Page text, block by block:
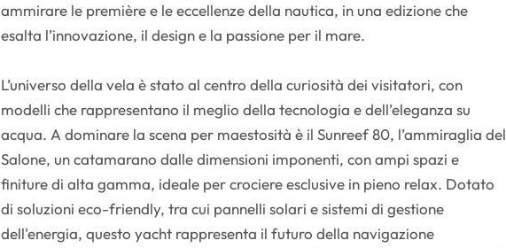
ammirare le première e le eccellenze della nautica, in una edizione che
esalta l’innovazione, il design e la passione per il mare.
L’universo della vela è stato al centro della curiosità dei visitatori, con
modelli che rappresentano il meglio della tecnologia e dell’eleganza su
acqua. A dominare la scena per maestosità è il Sunreef 80, l’ammiraglia del
Salone, un catamarano dalle dimensioni imponenti, con ampi spazi e
finiture di alta gamma, ideale per crociere esclusive in pieno relax. Dotato
di soluzioni eco-friendly, tra cui pannelli solari e sistemi di gestione
dell'energia, questo yacht rappresenta il futuro della navigazione